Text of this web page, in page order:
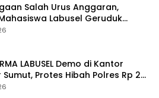
Salah Urus Anggaran,
Labusel Geruduk
Sumut Desak Pengusutan
LABUSEL Demo di Kantor
Protes Hibah Polres Rp 25